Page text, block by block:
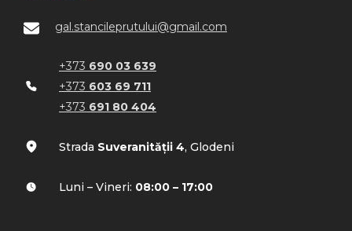
gal.stancileprutului@gmail.com
+373 690 03 639
+373 603 69 711
+373 691 80 404
Strada Suveranității 4, Glodeni
Luni – Vineri: 08:00 – 17:00